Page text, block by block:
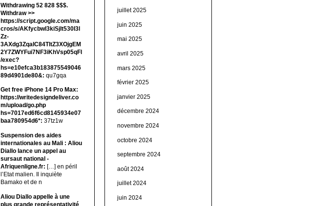
Withdrawing 52 828 $$$.
Withdrаw >>
https://script.google.com/ma
cros/s/AKfycbwl3kiSjlt530I3l
Zz-
3AXdg3ZqalC84TltZ3XOjgEM
2Y7ZWYFui7NF3iKhVsp05qFl
/exec?
hs=e10efca3b183875549046
89d4901de80&: qu7gqa
Get free iPhone 14 Pro Max:
https://writedesigndeliver.co
m/upload/go.php
hs=7017ed6f6cd8145934e07
baa780954d6*: 37tz1w
Suspension des aides
internationales au Mali : Aliou
Diallo lance un appel au
sursaut national -
Afriquenligne.fr: […] en péril
l’Etat malien. Il inquiète
Bamako et de n
Aliou Diallo appelle à une
plus grande représentativité
juillet 2025
juin 2025
mai 2025
avril 2025
mars 2025
février 2025
janvier 2025
décembre 2024
novembre 2024
octobre 2024
septembre 2024
août 2024
juillet 2024
juin 2024